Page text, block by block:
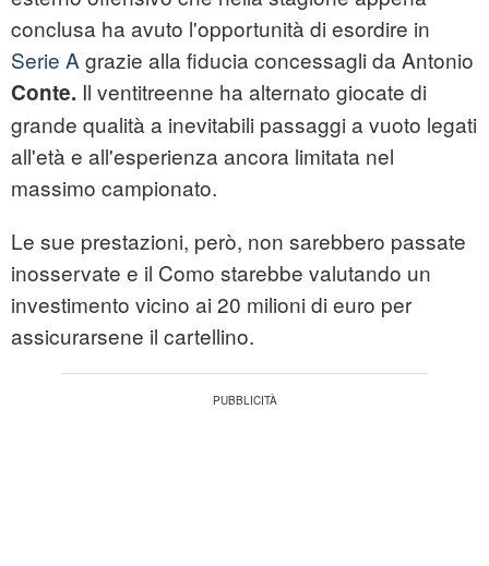
conclusa ha avuto l'opportunità di esordire in
Serie A grazie alla fiducia concessagli da Antonio
Conte. Il ventitreenne ha alternato giocate di
grande qualità a inevitabili passaggi a vuoto legati
all'età e all'esperienza ancora limitata nel
massimo campionato.
Le sue prestazioni, però, non sarebbero passate
inosservate e il Como starebbe valutando un
investimento vicino ai 20 milioni di euro per
assicurarsene il cartellino.